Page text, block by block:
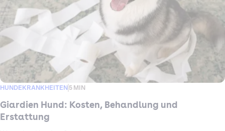
HUNDEKRANKHEITEN 5 MIN
Giardien Hund: Kosten, Behandlung und
Erstattung